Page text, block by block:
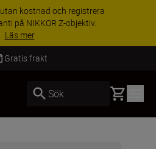
kostnad och registrera
på NIKKOR Z-objektiv.
Läs mer
Gratis frakt
Sök Basket